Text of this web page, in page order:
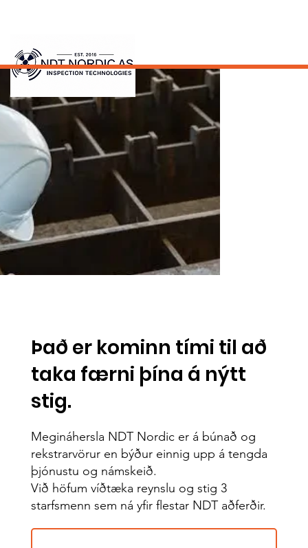
Það er kominn tími til að
taka færni þína á nýtt
stig.
Megináhersla NDT Nordic er á búnað og
rekstrarvörur en býður einnig upp á tengda
þjónustu og námskeið.
Við höfum víðtæka reynslu og stig 3
starfsmenn sem ná yfir flestar NDT aðferðir.